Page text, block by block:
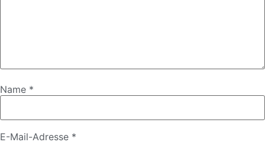
Name *
E-Mail-Adresse *